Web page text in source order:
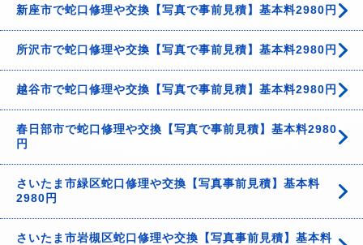
新座市で蛇口修理や交換【写真で事前見積】基本料2980円
所沢市で蛇口修理や交換【写真で事前見積】基本料2980円
越谷市で蛇口修理や交換【写真で事前見積】基本料2980円
春日部市で蛇口修理や交換【写真で事前見積】基本料2980
円
さいたま市緑区蛇口修理や交換【写真事前見積】基本料
2980円
さいたま市岩槻区蛇口修理や交換【写真事前見積】基本料